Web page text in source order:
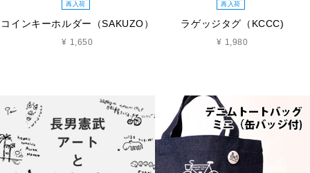
再入荷
コインキーホルダー（SAKUZO）
¥ 1,650
再入荷
ラゲッジタグ（KCCC)
¥ 1,980